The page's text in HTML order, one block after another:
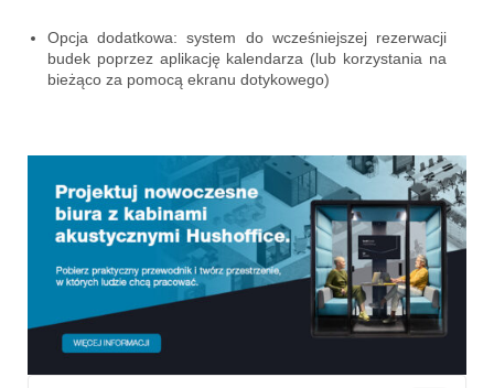
Opcja dodatkowa: system do wcześniejszej rezerwacji
budek poprzez aplikację kalendarza (lub korzystania na
bieżąco za pomocą ekranu dotykowego)